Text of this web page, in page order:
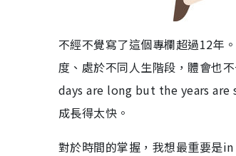
不經不覺寫了這個專欄超過12
度、處於不同人生階段，體會也
days are long but the years are
成長得太快。
對於時間的掌握，我想最重要是